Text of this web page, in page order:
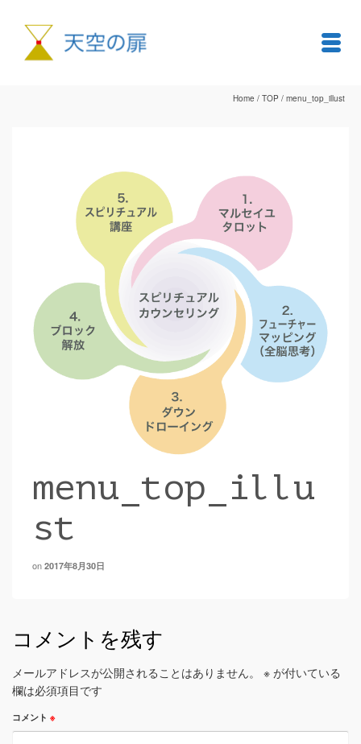
Home / TOP / menu_top_illust
menu_top_illu
st
on 2017年8月30日
コメントを残す
メールアドレスが公開されることはありません。 ※ が付いている
欄は必須項目です
コメント ※